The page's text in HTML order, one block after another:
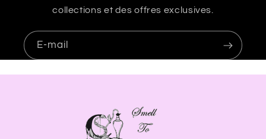
collections et des offres exclusives.
E-mail